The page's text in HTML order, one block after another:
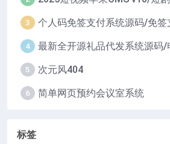
3
4
5 次元风404
6 简单网页预约会议室系统
标签